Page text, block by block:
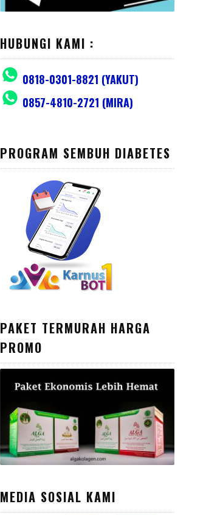
HUBUNGI KAMI :
0818-0301-8821 (YAKUT)
0857-4810-2721 (MIRA)
PROGRAM SEMBUH DIABETES
PAKET TERMURAH HARGA
PROMO
MEDIA SOSIAL KAMI